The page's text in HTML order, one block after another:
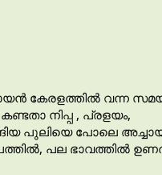
കേരളത്തിൽ വന്ന
നിപ്പ , പ്രളയം,
പുലിയെ പോലെ
പല ഭാവത്തിൽ